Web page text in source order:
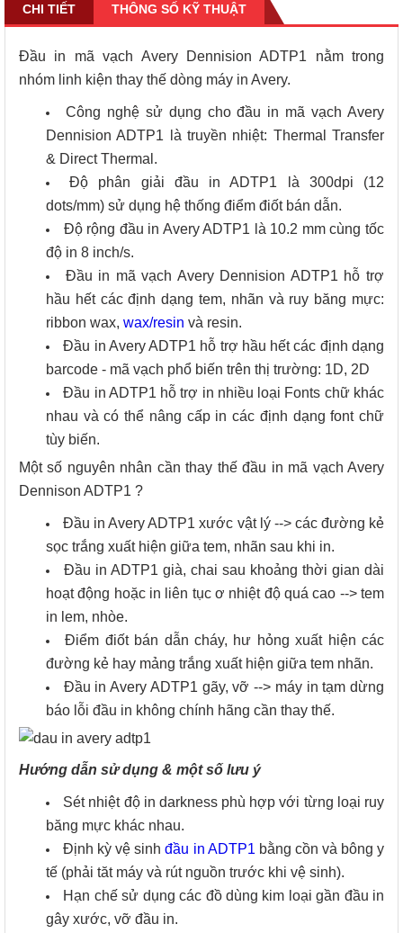
CHI TIẾT THÔNG SỐ KỸ THUẬT
Đầu in mã vạch Avery Dennision ADTP1 nằm trong
nhóm linh kiện thay thế dòng máy in Avery.
Công nghệ sử dụng cho đầu in mã vạch Avery
Dennision ADTP1 là truyền nhiệt: Thermal Transfer
& Direct Thermal.
Độ phân giải đầu in ADTP1 là 300dpi (12
dots/mm) sử dụng hệ thống điểm điốt bán dẫn.
Độ rộng đầu in Avery ADTP1 là 10.2 mm cùng tốc
độ in 8 inch/s.
Đầu in mã vạch Avery Dennision ADTP1 hỗ trợ
hầu hết các định dạng tem, nhãn và ruy băng mực:
ribbon wax, wax/resin và resin.
Đầu in Avery ADTP1 hỗ trợ hầu hết các định dạng
barcode - mã vạch phổ biến trên thị trường: 1D, 2D
Đầu in ADTP1 hỗ trợ in nhiều loại Fonts chữ khác
nhau và có thể nâng cấp in các định dạng font chữ
tùy biến.
Một số nguyên nhân cần thay thế đầu in mã vạch Avery
Dennison ADTP1 ?
Đầu in Avery ADTP1 xước vật lý --> các đường kẻ
sọc trắng xuất hiện giữa tem, nhãn sau khi in.
Đầu in ADTP1 già, chai sau khoảng thời gian dài
hoạt động hoặc in liên tục ơ nhiệt độ quá cao --> tem
in lem, nhòe.
Điểm điốt bán dẫn cháy, hư hỏng xuất hiện các
đường kẻ hay mảng trắng xuất hiện giữa tem nhãn.
Đầu in Avery ADTP1 gãy, vỡ --> máy in tạm dừng
báo lỗi đầu in không chính hãng cần thay thế.
Hướng dẫn sử dụng & một số lưu ý
Sét nhiệt độ in darkness phù hợp với từng loại ruy
băng mực khác nhau.
Định kỳ vệ sinhđầu in ADTP1 bằng cồn và bông y
tế (phải tăt máy và rút nguồn trước khi vệ sinh).
Hạn chế sử dụng các đồ dùng kim loại gần đầu in
gây xước, vỡ đầu in.